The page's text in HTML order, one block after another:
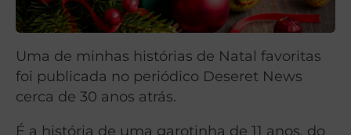
Uma de minhas histórias de Natal favoritas
foi publicada no periódico Deseret News
cerca de 30 anos atrás.
É a história de uma garotinha de 11 anos, do